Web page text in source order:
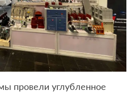
провели углубленное